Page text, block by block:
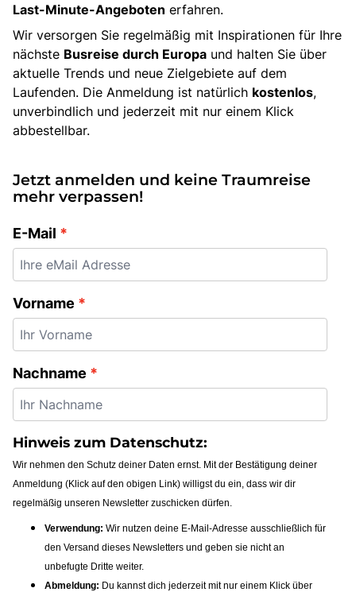
Bus anmieten
Service
Kontakt
Last-Minute-Angeboten erfahren.
Wir versorgen Sie regelmäßig mit Inspirationen für Ihre
nächste Busreise durch Europa und halten Sie über
aktuelle Trends und neue Zielgebiete auf dem
Laufenden. Die Anmeldung ist natürlich kostenlos,
unverbindlich und jederzeit mit nur einem Klick
abbestellbar.
Jetzt anmelden und keine Traumreise
mehr verpassen!
E-Mail
Vorname
Nachname
Hinweis zum Datenschutz:
Wir nehmen den Schutz deiner Daten ernst. Mit der Bestätigung deiner
Anmeldung (Klick auf den obigen Link) willigst du ein, dass wir dir
regelmäßig unseren Newsletter zuschicken dürfen.
Verwendung: Wir nutzen deine E-Mail-Adresse ausschließlich für
den Versand dieses Newsletters und geben sie nicht an
unbefugte Dritte weiter.
Abmeldung: Du kannst dich jederzeit mit nur einem Klick über